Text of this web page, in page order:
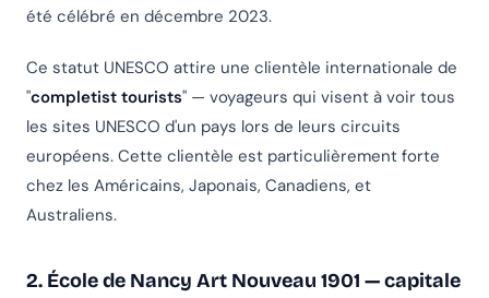
été célébré en décembre 2023.
Ce statut UNESCO attire une clientèle internationale de
"completist tourists" — voyageurs qui visent à voir tous
les sites UNESCO d'un pays lors de leurs circuits
européens. Cette clientèle est particulièrement forte
chez les Américains, Japonais, Canadiens, et
Australiens.
2. École de Nancy Art Nouveau 1901 — capitale